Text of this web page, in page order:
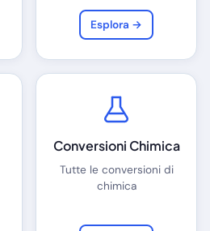
Esplora →
Conversioni Chimica
Tutte le conversioni di
chimica